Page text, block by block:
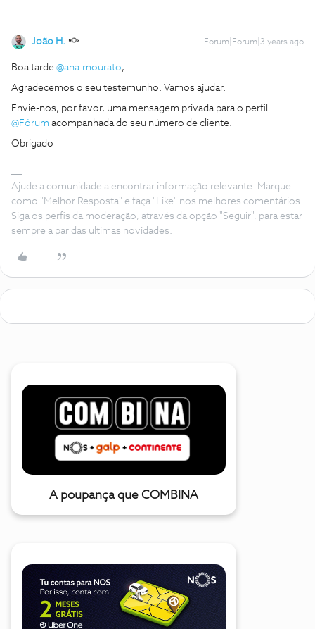
João H. Forum|Forum|3 years ago
Boa tarde @ana.mourato,
Agradecemos o seu testemunho. Vamos ajudar.
Envie-nos, por favor, uma mensagem privada para o perfil
@Fórum acompanhada do seu número de cliente.
Obrigado
Ajude a comunidade a encontrar informação relevante. Marque
como "Melhor Resposta" e faça "Like" nos melhores comentários.
Siga os perfis da moderação, através da opção "Seguir", para estar
sempre a par das ultimas novidades.
A poupança que COMBINA